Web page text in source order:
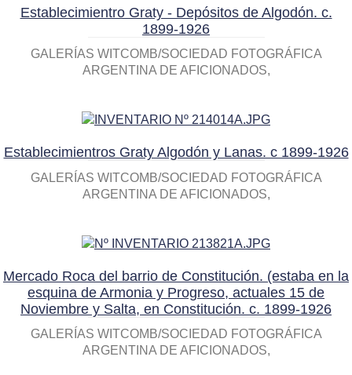
Establecimientro Graty - Depósitos de Algodón. c.
1899-1926
GALERÍAS WITCOMB/SOCIEDAD FOTOGRÁFICA
ARGENTINA DE AFICIONADOS
Establecimientros Graty Algodón y Lanas. c 1899-1926
GALERÍAS WITCOMB/SOCIEDAD FOTOGRÁFICA
ARGENTINA DE AFICIONADOS
Mercado Roca del barrio de Constitución. (estaba en la
esquina de Armonia y Progreso, actuales 15 de
Noviembre y Salta, en Constitución. c. 1899-1926
GALERÍAS WITCOMB/SOCIEDAD FOTOGRÁFICA
ARGENTINA DE AFICIONADOS